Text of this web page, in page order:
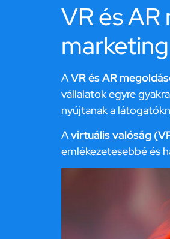
VR és
AVR és AR
vállalatok egyre
nyújtanak a
Avirtuális valóság
emlékezetesebbé és